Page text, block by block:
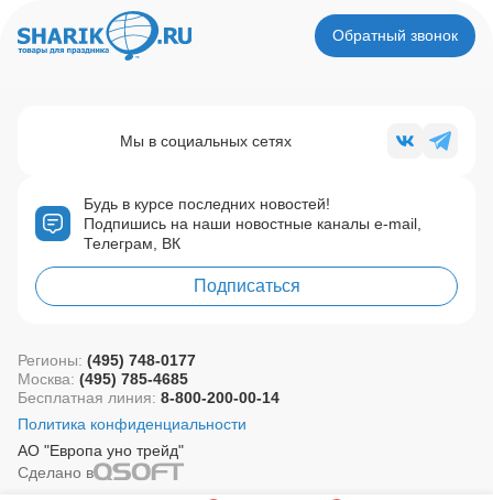
Обратный звонок
Будь в курсе последних новостей!
Подпишись на наши новостные каналы e-mail,
Телеграм, ВК
Подписаться
Мы в социальных сетях
АО "Европа уно трейд"
Регионы: (495) 748-0177
Москва: (495) 785-4685
Бесплатная линия: 8-800-200-00-14
Политика конфиденциальности
Сделано в